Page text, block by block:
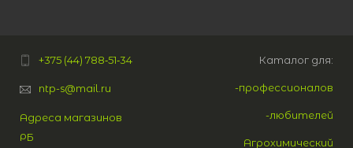
+375 (44) 788‑51‑34
ntp-s@mail.ru
Адреса магазинов
РБ
Каталог для:
-профессионалов
-любителей
Агрохимический